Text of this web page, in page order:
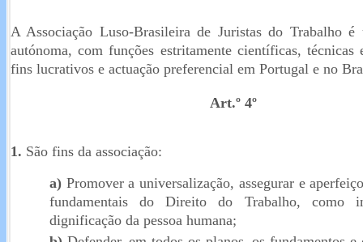
A Associação Luso-Brasileira de Juristas do Trabalho é
autónoma, com funções estritamente científicas, técnicas
fins lucrativos e actuação preferencial em Portugal e no
Art.º 4º
1. São fins da associação:
a) Promover a universalização, assegurar e
fundamentais do Direito do Trabalho, como
dignificação da pessoa humana;